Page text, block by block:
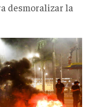
desmoralizar la